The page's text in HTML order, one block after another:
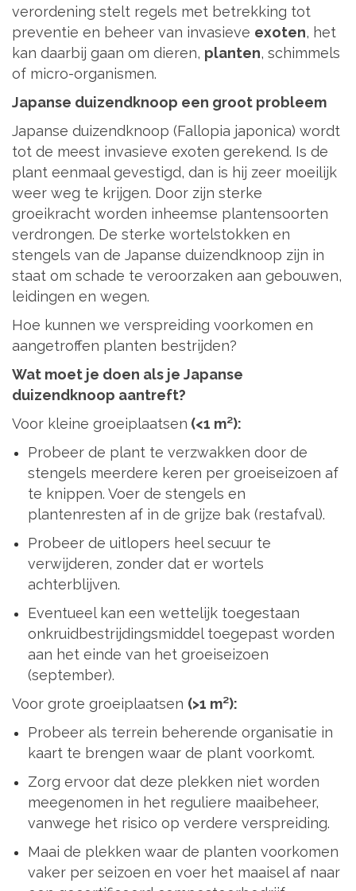
verordening stelt regels met betrekking tot
preventie en beheer van invasieve exoten, het
kan daarbij gaan om dieren, planten, schimmels
of micro-organismen.
Japanse duizendknoop een groot probleem
Japanse duizendknoop (Fallopia japonica) wordt
tot de meest invasieve exoten gerekend. Is de
plant eenmaal gevestigd, dan is hij zeer moeilijk
weer weg te krijgen. Door zijn sterke
groeikracht worden inheemse plantensoorten
verdrongen. De sterke wortelstokken en
stengels van de Japanse duizendknoop zijn in
staat om schade te veroorzaken aan gebouwen,
leidingen en wegen.
Hoe kunnen we verspreiding voorkomen en
aangetroffen planten bestrijden?
Wat moet je doen als je Japanse
duizendknoop aantreft?
Voor kleine groeiplaatsen (<1 m²):
Probeer de plant te verzwakken door de
stengels meerdere keren per groeiseizoen af
te knippen. Voer de stengels en
plantenresten af in de grijze bak (restafval).
Probeer de uitlopers heel secuur te
verwijderen, zonder dat er wortels
achterblijven.
Eventueel kan een wettelijk toegestaan
onkruidbestrijdingsmiddel toegepast worden
aan het einde van het groeiseizoen
(september).
Voor grote groeiplaatsen (>1 m²):
Probeer als terrein beherende organisatie in
kaart te brengen waar de plant voorkomt.
Zorg ervoor dat deze plekken niet worden
meegenomen in het reguliere maaibeheer,
vanwege het risico op verdere verspreiding.
Maai de plekken waar de planten voorkomen
vaker per seizoen en voer het maaisel af naar